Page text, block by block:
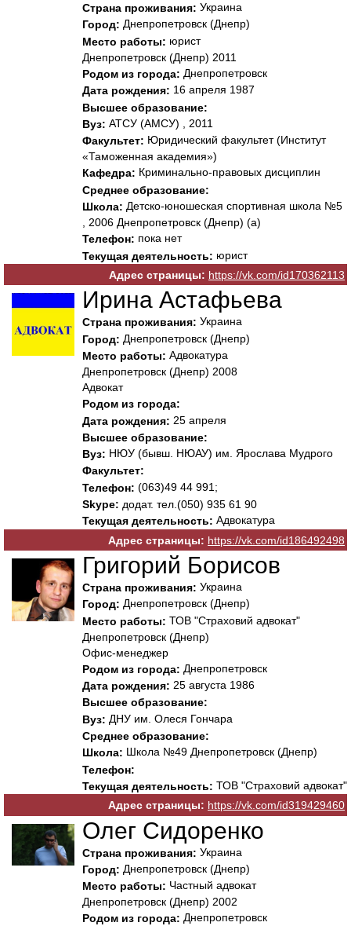
Страна проживания: Украина
Город: Днепропетровск (Днепр)
Место работы: юрист
Днепропетровск (Днепр) 2011
Родом из города: Днепропетровск
Дата рождения: 16 апреля 1987
Высшее образование:
Вуз: АТСУ (AМСУ) , 2011
Факультет: Юридический факультет (Институт
«Таможенная академия»)
Кафедра: Криминально-правовых дисциплин
Среднее образование:
Школа: Детско-юношеская спортивная школа №5
, 2006 Днепропетровск (Днепр) (а)
Телефон: пока нет
Текущая деятельность: юрист
Адрес страницы: https://vk.com/id170362113
Ирина Астафьева
Страна проживания: Украина
Город: Днепропетровск (Днепр)
Место работы: Адвокатура
Днепропетровск (Днепр) 2008
Адвокат
Родом из города:
Дата рождения: 25 апреля
Высшее образование:
Вуз: НЮУ (бывш. НЮАУ) им. Ярослава Мудрого
Факультет:
Телефон: (063)49 44 991;
Skype: додат. тел.(050) 935 61 90
Текущая деятельность: Адвокатура
Адрес страницы: https://vk.com/id186492498
Григорий Борисов
Страна проживания: Украина
Город: Днепропетровск (Днепр)
Место работы: ТОВ "Страховий адвокат"
Днепропетровск (Днепр)
Офис-менеджер
Родом из города: Днепропетровск
Дата рождения: 25 августа 1986
Высшее образование:
Вуз: ДНУ им. Олеся Гончара
Среднее образование:
Школа: Школа №49 Днепропетровск (Днепр)
Телефон:
Текущая деятельность: ТОВ "Страховий адвокат"
Адрес страницы: https://vk.com/id319429460
Олег Сидоренко
Страна проживания: Украина
Город: Днепропетровск (Днепр)
Место работы: Частный адвокат
Днепропетровск (Днепр) 2002
Родом из города: Днепропетровск